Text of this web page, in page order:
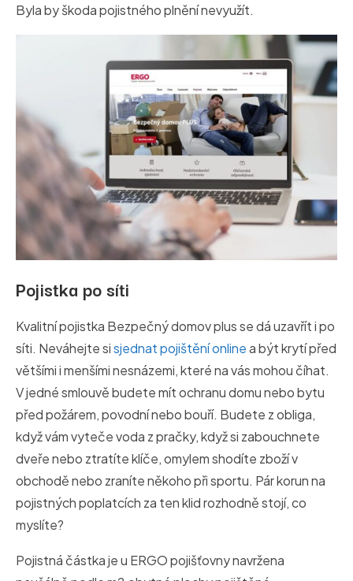
Byla by škoda pojistného plnění nevyužít.
Pojistka po síti
Kvalitní pojistka Bezpečný domov plus se dá uzavřít i po
síti. Neváhejte sisjednat pojištění onlinea být krytí před
většími i menšími nesnázemi, které na vás mohou číhat.
V jedné smlouvě budete mít ochranu domu nebo bytu
před požárem, povodní nebo bouří. Budete z obliga,
když vám vyteče voda z pračky, když si zabouchnete
dveře nebo ztratíte klíče, omylem shodíte zboží v
obchodě nebo zraníte někoho při sportu. Pár korun na
pojistných poplatcích za ten klid rozhodně stojí, co
myslíte?
Pojistná částka je u ERGO pojišťovny navržena